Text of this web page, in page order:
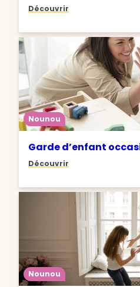
Découvrir
Nounou
Garde d’enfant
Découvrir
Nounou